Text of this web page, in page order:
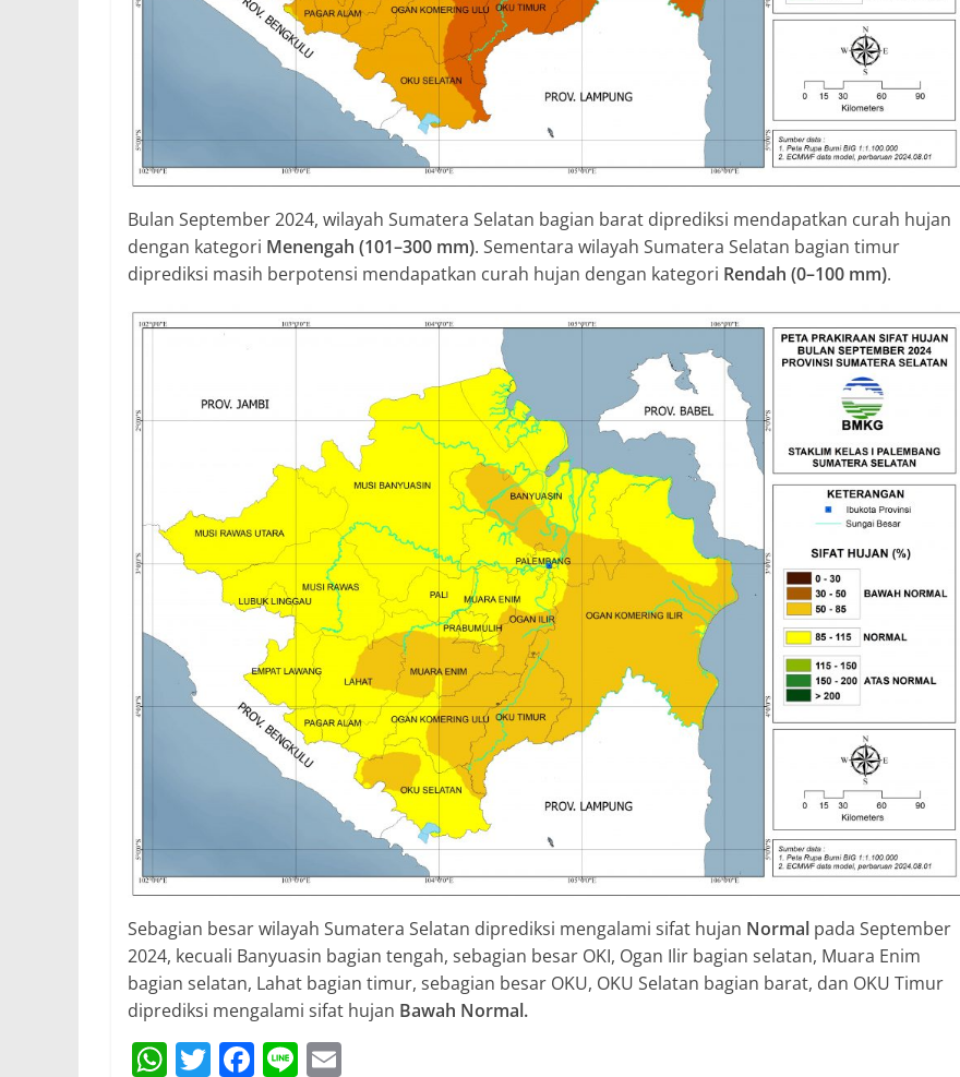
Bulan September 2024, wilayah Sumatera Selatan bagian barat diprediksi mendapatkan curah hujan
dengan kategori Menengah (101–300 mm). Sementara wilayah Sumatera Selatan bagian timur
diprediksi masih berpotensi mendapatkan curah hujan dengan kategori Rendah (0–100 mm).
Sebagian besar wilayah Sumatera Selatan diprediksi mengalami sifat hujan Normal pada September
2024, kecuali Banyuasin bagian tengah, sebagian besar OKI, Ogan Ilir bagian selatan, Muara Enim
bagian selatan, Lahat bagian timur, sebagian besar OKU, OKU Selatan bagian barat, dan OKU Timur
diprediksi mengalami sifat hujan Bawah Normal.
W T F Li